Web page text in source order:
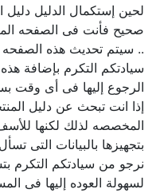
لحين إستكمال الدليل دليل
صحيح فأنت فى الصفحه
.. سيتم تحديث هذه الصفحه
سيادتكم التكرم بإضافة
الرجوع إليها فى أى وقت
إذا انت تبحث عن دليل
المخصصه لذلك لكنها للأسف
بتجهيزها بالبيانات التى
نرجو من سيادتكم التكرم
لسهولة العوده إليها فى